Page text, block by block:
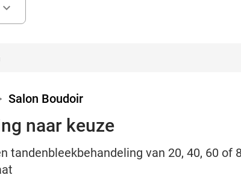
keyboard_arrow_down
Salon Boudoir
naar keuze
tandenbleekbehandeling van 20, 40, 60 of